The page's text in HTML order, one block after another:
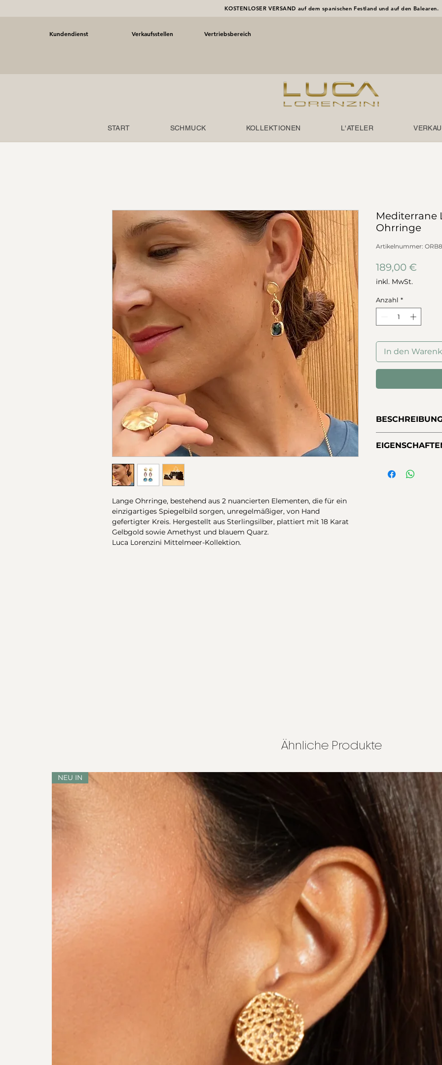
KOSTENLOSER VERSAND auf dem spanischen Festland und auf den Balearen.
Kundendienst Verkaufsstellen Vertriebsbereich
START SCHMUCK KOLLEKTIONEN L'ATELER
Lange Ohrringe, bestehend aus 2 nuancierten Elementen, die für ein
einzigartiges Spiegelbild sorgen, unregelmäßiger, von Hand
gefertigter Kreis. Hergestellt aus Sterlingsilber, plattiert mit 18 Karat
Gelbgold sowie Amethyst und blauem Quarz.
Luca Lorenzini Mittelmeer-Kollektion.
Mediterrane
Ohrringe
Artikelnummer:
189,00 €
inkl. MwSt.
Anzahl *
In den
Karat-
Amethyst und
und vielseitigen
Ausführungen:
Ähnliche Produkte
NEU IN